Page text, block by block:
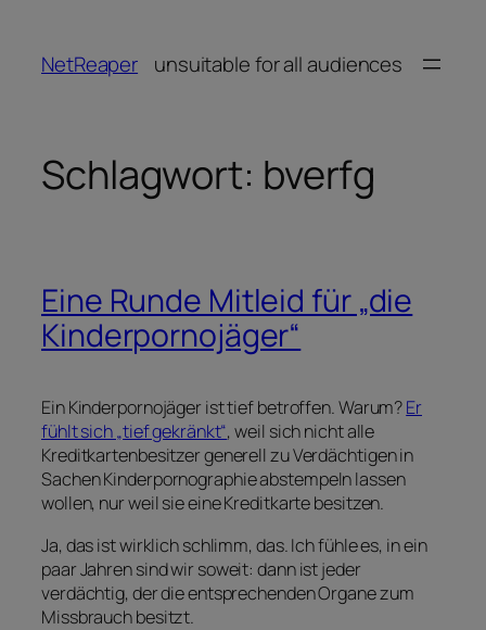
springen
NetReaper unsuitable for all audiences
Schlagwort: bverfg
Eine Runde Mitleid für „die
Kinderpornojäger“
Ein Kinderpornojäger ist tief betroffen. Warum?Er
fühlt sich „tief gekränkt“, weil sich nicht alle
Kreditkartenbesitzer generell zu Verdächtigen in
Sachen Kinderpornographie abstempeln lassen
wollen, nur weil sie eine Kreditkarte besitzen.
Ja, das ist wirklich schlimm, das. Ich fühle es, in ein
paar Jahren sind wir soweit: dann ist jeder
verdächtig, der die entsprechenden Organe zum
Missbrauch besitzt.